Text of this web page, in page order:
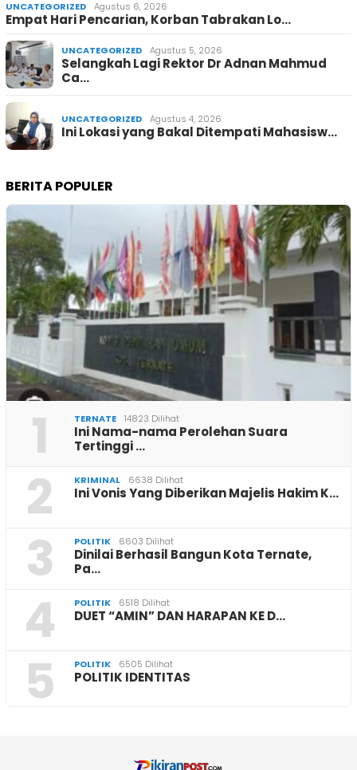
UNCATEGORIZED Agustus 6, 2026
Empat Hari Pencarian, Korban Tabrakan Lo…
UNCATEGORIZED Agustus 5, 2026
Selangkah Lagi Rektor Dr Adnan Mahmud
Ca…
UNCATEGORIZED Agustus 4, 2026
Ini Lokasi yang Bakal Ditempati Mahasisw…
BERITA POPULER
1 TERNATE 14823 Dilihat
Ini Nama-nama Perolehan Suara
Tertinggi …
2 KRIMINAL 6638 Dilihat
Ini Vonis Yang Diberikan Majelis Hakim K…
3 POLITIK 6603 Dilihat
Dinilai Berhasil Bangun Kota Ternate,
Pa…
4 POLITIK 6518 Dilihat
DUET “AMIN” DAN HARAPAN KE D…
5 POLITIK 6505 Dilihat
POLITIK IDENTITAS